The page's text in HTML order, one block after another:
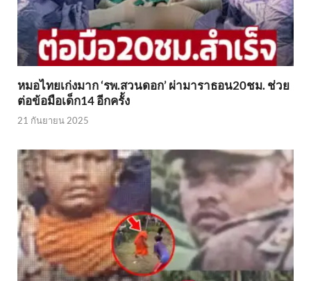
หมอไทยเก่งมาก ‘รพ.สวนดอก’ ผ่ามาราธอน20ชม. ช่วย
ต่อข้อมือเด็ก14 อีกครั้ง
21 กันยายน 2025